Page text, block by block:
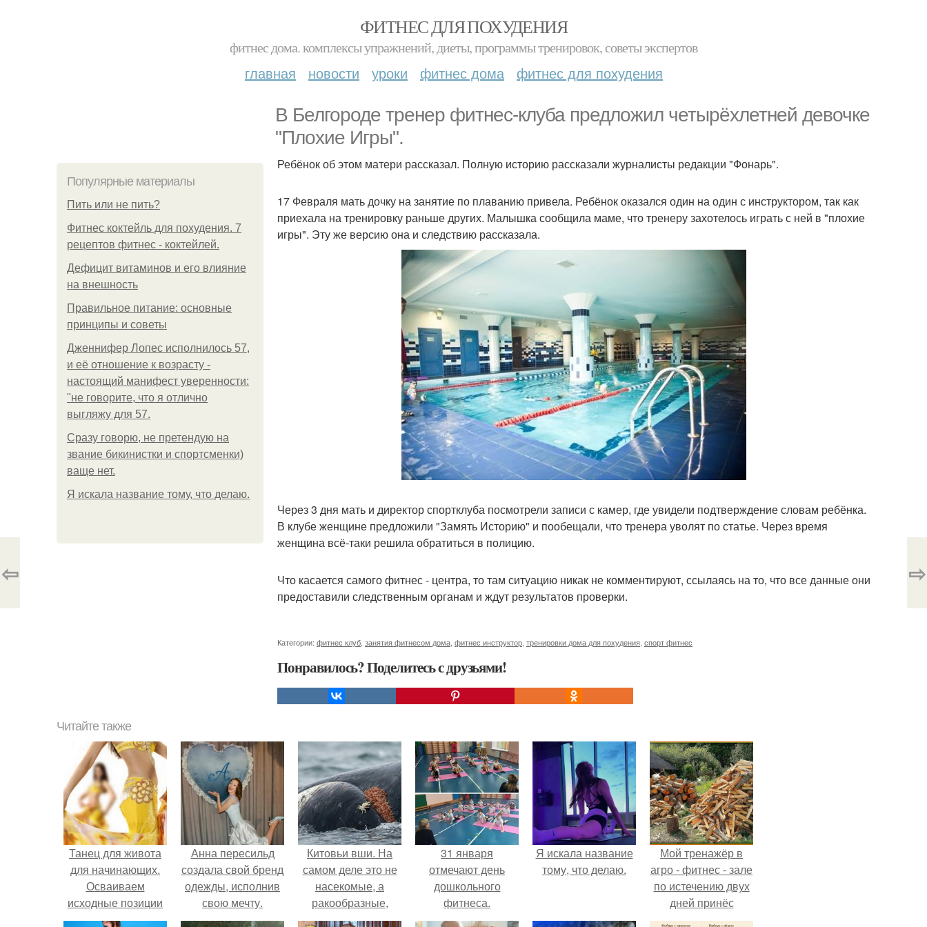
ФИТНЕС ДЛЯ ПОХУДЕНИЯ
фитнес дома. комплексы упражнений, диеты, программы тренировок, советы экспертов
главная новости уроки фитнес дома фитнес для похудения
В Белгороде тренер фитнес-клуба предложил четырёхлетней девочке
"Плохие Игры".
Популярные материалы
Пить или не пить?
Фитнес коктейль для похудения. 7
рецептов фитнес - коктейлей.
Дефицит витаминов и его влияние
на внешность
Правильное питание: основные
принципы и советы
Дженнифер Лопес исполнилось 57,
и её отношение к возрасту -
настоящий манифест уверенности:
"не говорите, что я отлично
выгляжу для 57.
Сразу говорю, не претендую на
звание бикинистки и спортсменки)
ваще нет.
Я искала название тому, что делаю.
Ребёнок об этом матери рассказал. Полную историю рассказали журналисты редакции "Фонарь".
17 Февраля мать дочку на занятие по плаванию привела. Ребёнок оказался один на один с инструктором, так как
приехала на тренировку раньше других. Малышка сообщила маме, что тренеру захотелось играть с ней в "плохие
игры". Эту же версию она и следствию рассказала.
Через 3 дня мать и директор спортклуба посмотрели записи с камер, где увидели подтверждение словам ребёнка.
В клубе женщине предложили "Замять Историю" и пообещали, что тренера уволят по статье. Через время
женщина всё-таки решила обратиться в полицию.
Что касается самого фитнес - центра, то там ситуацию никак не комментируют, ссылаясь на то, что все данные они
предоставили следственным органам и ждут результатов проверки.
Категории: фитнес клуб занятия фитнесом дома фитнес инструктор тренировки дома для похудения спорт фитнес
Понравилось? Поделитесь с друзьями!
⇦ ⇨
Читайте также
Танец для живота
для начинающих.
Осваиваем
исходные позиции
танца живота
Анна пересильд
создала свой бренд
одежды, исполнив
свою мечту.
Китовьи вши. На
самом деле это не
насекомые, а
ракообразные,
относящиеся к
31 января
отмечают день
дошкольного
фитнеса.
Я искала название
тому, что делаю.
Мой тренажёр в
агро - фитнес - зале
по истечению двух
дней принёс
ощутимый